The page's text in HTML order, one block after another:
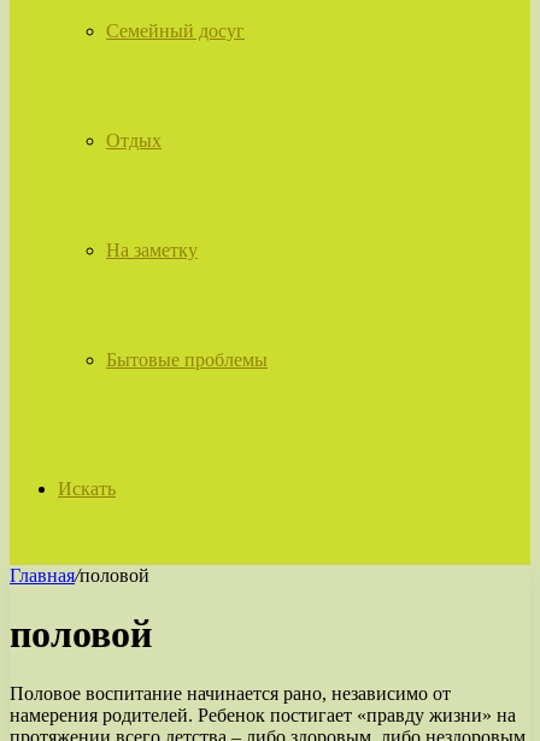
Семейный досуг
Отдых
На заметку
Бытовые проблемы
Искать
Главная/половой
половой
Половое воспитание начинается рано, независимо от
намерения родителей. Ребенок постигает «правду жизни» на
протяжении всего детства – либо здоровым, либо нездоровым